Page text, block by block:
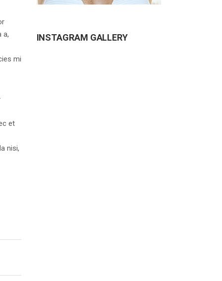
a,
mi
et
nisi,
INSTAGRAM GALLERY